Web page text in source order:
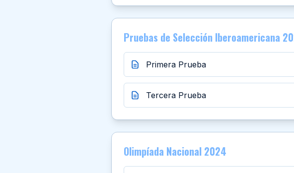
Pruebas de Selección Iberoamericana
Primera Prueba
Tercera Prueba
Olimpíada Nacional 2024